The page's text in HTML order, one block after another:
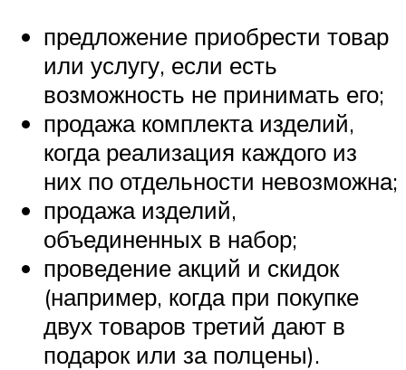
предложение приобрести товар
или услугу, если есть
возможность не принимать его;
продажа комплекта изделий,
когда реализация каждого из
них по отдельности невозможна;
продажа изделий,
объединенных в набор;
проведение акций и скидок
(например, когда при покупке
двух товаров третий дают в
подарок или за полцены).